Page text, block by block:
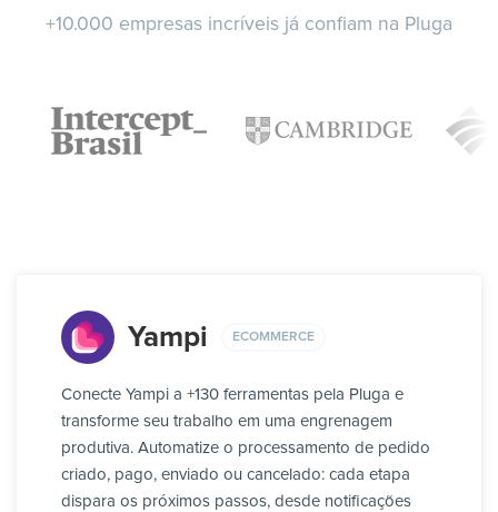
+10.000 empresas incríveis já confiam na Pluga
Yampi ECOMMERCE
Conecte Yampi a +130 ferramentas pela Pluga e
transforme seu trabalho em uma engrenagem
produtiva. Automatize o processamento de pedido
criado, pago, enviado ou cancelado: cada etapa
dispara os próximos passos, desde notificações